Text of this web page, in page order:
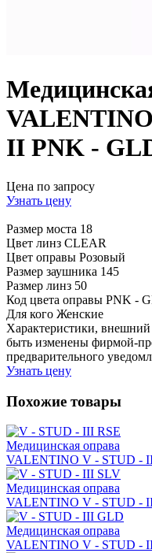
II PNK -
Цена по запросу
Узнать цену
Размер моста 18
Цвет линз CLEAR
Цвет оправы Розовый
Размер заушника 145
Размер линз 50
Код цвета оправы PNK -
Для кого Женские
Характеристики,
быть изменены фирмой-
предварительного
Узнать цену
Похожие товары
Медицинская оправа
VALENTINO V - STUD -
Медицинская оправа
VALENTINO V - STUD -
Медицинская оправа
VALENTINO V - STUD -